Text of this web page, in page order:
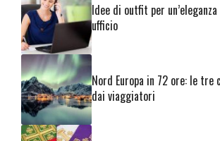
Idee di outfit per
ufficio
Nord Europa in 72 ore: le
dai viaggiatori